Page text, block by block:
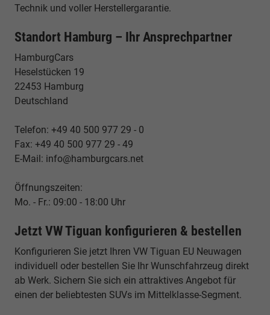
Technik und voller Herstellergarantie.
Standort Hamburg – Ihr Ansprechpartner
HamburgCars
Heselstücken 19
22453 Hamburg
Deutschland
Telefon: +49 40 500 977 29 - 0
Fax: +49 40 500 977 29 - 49
E-Mail: info@hamburgcars.net
Öffnungszeiten:
Mo. - Fr.: 09:00 - 18:00 Uhr
Jetzt VW Tiguan konfigurieren & bestellen
Konfigurieren Sie jetzt Ihren VW Tiguan EU Neuwagen
individuell oder bestellen Sie Ihr Wunschfahrzeug direkt
ab Werk. Sichern Sie sich ein attraktives Angebot für
einen der beliebtesten SUVs im Mittelklasse-Segment.